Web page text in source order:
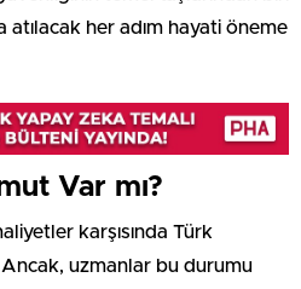
her adım hayati öneme
Var mı?
karşısında Türk
Ancak, uzmanlar bu durumu